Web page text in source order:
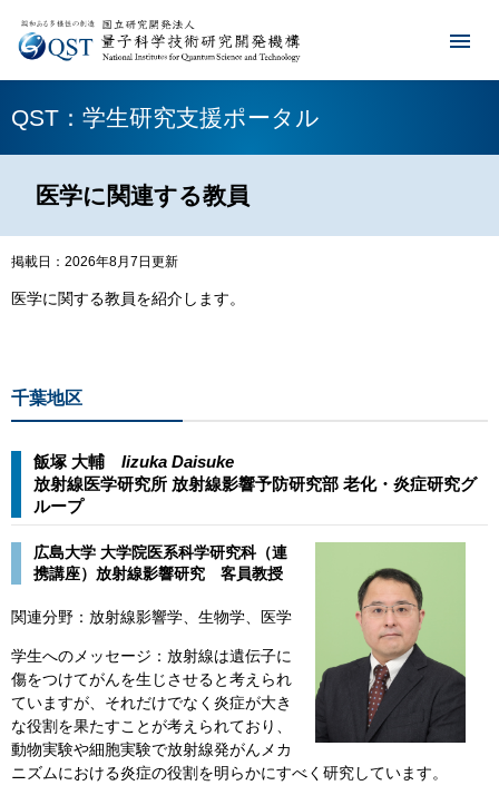
QST：学生研究支援ポータル
医学に関連する教員
掲載日：2026年8月7日更新
医学に関する教員を紹介します。
千葉地区
飯塚 大輔 ​​Iizuka Daisuke
放射線医学研究所 放射線影響予防研究部 老化・炎症研究グ
ループ​
広島大学 大学院医系科学研究科（連
携講座）放射線影響研究 客員教授
関連分野：放射線影響学、生物学、医学
学生へのメッセージ：放射線は遺伝子に
傷をつけてがんを生じさせると考えられ
ていますが、それだけでなく炎症が大き
な役割を果たすことが考えられており、
動物実験や細胞実験で放射線発がんメカ
ニズムにおける炎症の役割を明らかにすべく研究しています。